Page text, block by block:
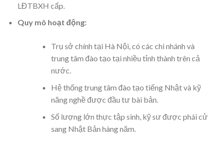
LĐTBXH cấp.
Quy mô hoạt động:
Trụ sở chính tại Hà Nội, có các chi nhánh và
trung tâm đào tạo tại nhiều tỉnh thành trên cả
nước.
Hệ thống trung tâm đào tạo tiếng Nhật và kỹ
năng nghề được đầu tư bài bản.
Số lượng lớn thực tập sinh, kỹ sư được phái cử
sang Nhật Bản hàng năm.